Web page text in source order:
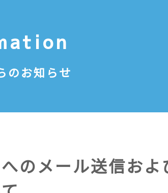
のお知らせ
のメール送信お